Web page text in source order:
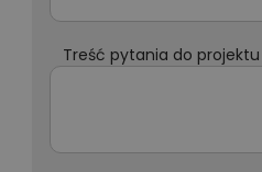
Treść pytania do projektu